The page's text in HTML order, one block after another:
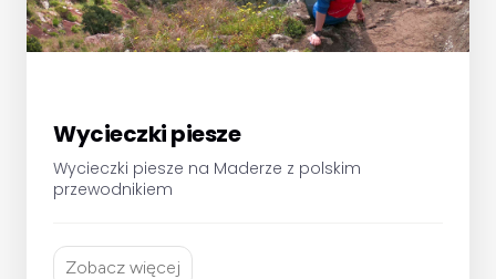
Wycieczki piesze
Wycieczki piesze na Maderze z polskim
przewodnikiem
Zobacz więcej